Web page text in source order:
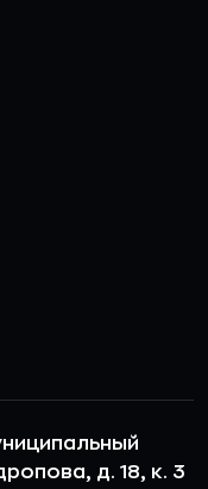
д. 18, к. 3